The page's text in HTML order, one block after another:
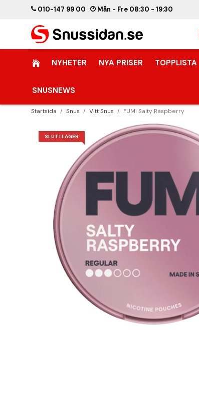
010-147 99 00 Mån - Fre 08:30 - 19:30
NYHETER NYA PRISER TOPPLISTA
SNUSNEWS
Startsida / Snus / Vitt Snus / FUMi Salty Raspberry
SLUT I LAGER